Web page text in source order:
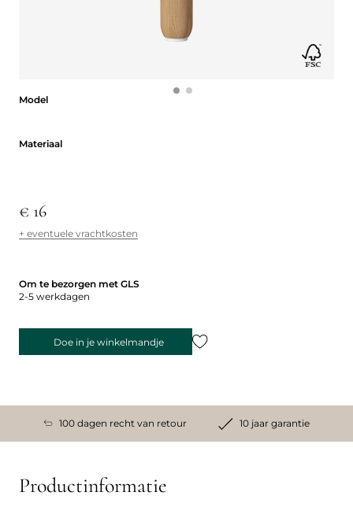
Model
Materiaal
€ 16
+ eventuele vrachtkosten
Om te bezorgen met GLS
2-5 werkdagen
Doe in je winkelmandje
100 dagen recht van retour 10 jaar garantie
Productinformatie